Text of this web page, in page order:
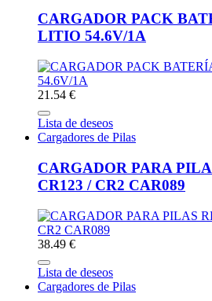
CARGADOR PACK
LITIO 54.6V/1A
21.54 €
Lista de deseos
Cargadores de Pilas
CARGADOR PARA
CR123 / CR2 CAR089
38.49 €
Lista de deseos
Cargadores de Pilas